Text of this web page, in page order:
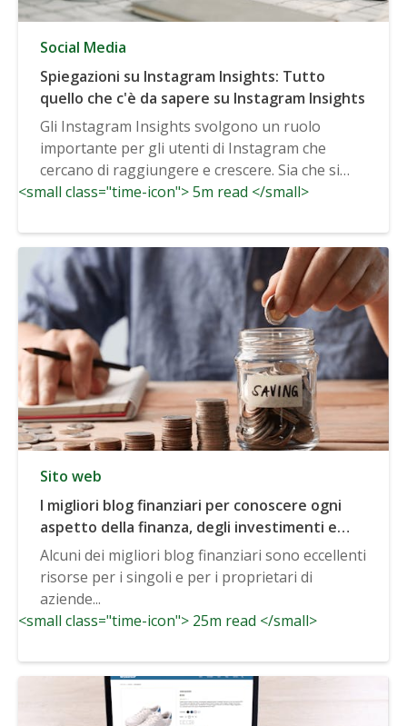
Social Media
Spiegazioni su Instagram Insights: Tutto
quello che c'è da sapere su Instagram Insights
Gli Instagram Insights svolgono un ruolo
importante per gli utenti di Instagram che
cercano di raggiungere e crescere. Sia che si
utilizzi...
<small class="time-icon"> 5m read </small>
Sito web
I migliori blog finanziari per conoscere ogni
aspetto della finanza, degli investimenti e
altro ancora
Alcuni dei migliori blog finanziari sono eccellenti
risorse per i singoli e per i proprietari di
aziende...
<small class="time-icon"> 25m read </small>